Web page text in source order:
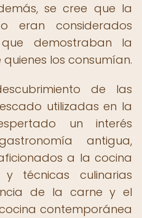
se cree que la
eran considerados
que demostraban la
los consumían.
de las
utilizadas en la
un interés
antigua,
a la cocina
técnicas culinarias
de la carne y el
contemporánea